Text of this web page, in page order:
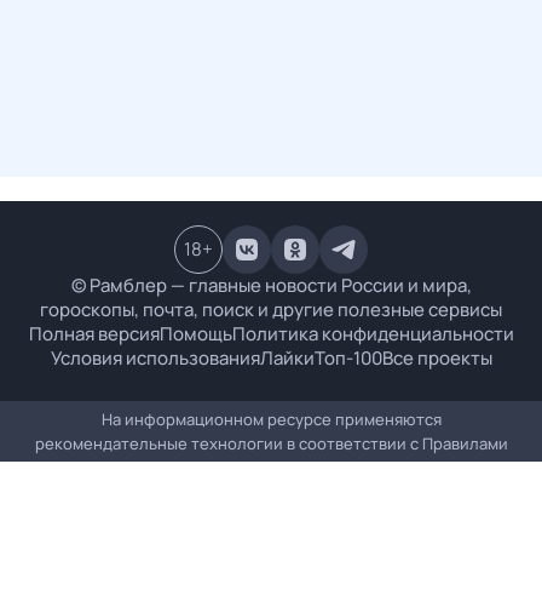
© Рамблер — главные новости России и мира,
гороскопы, почта, поиск и другие полезные сервисы
Полная версияПомощьПолитика конфиденциальности
Условия использованияЛайкиТоп-100Все проекты
18+
На информационном ресурсе применяются
рекомендательные технологии в соответствии с Правилами